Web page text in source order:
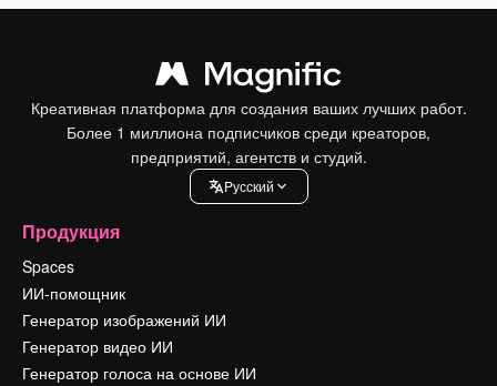
Креативная платформа для создания ваших лучших работ.
Более 1 миллиона подписчиков среди креаторов,
предприятий, агентств и студий.
Pусский
Продукция
Spaces
ИИ-помощник
Генератор изображений ИИ
Генератор видео ИИ
Генератор голоса на основе ИИ